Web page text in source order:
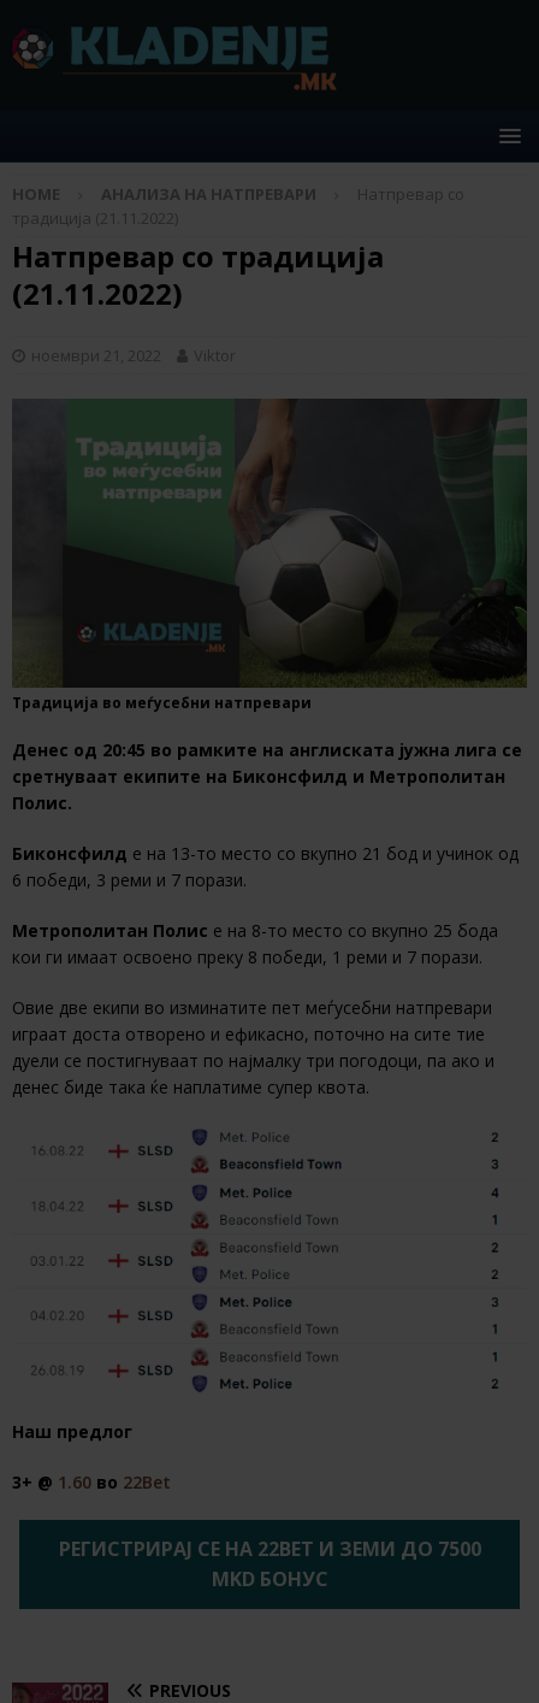
HOME АНАЛИЗА НА НАТПРЕВАРИ
Натпревар со
традиција (21.11.2022)
Натпревар со традиција
(21.11.2022)
ноември 21, 2022 Viktor
Традиција во меѓусебни натпревари
Денес од 20:45 во рамките на англиската јужна лига се
сретнуваат екипите на Биконсфилд и Метрополитан
Полис.
Биконсфилд е на 13-то место со вкупно 21 бод и учинок од
6 победи, 3 реми и 7 порази.
Метрополитан Полис е на 8-то место со вкупно 25 бода
кои ги имаат освоено преку 8 победи, 1 реми и 7 порази.
Овие две екипи во изминатите пет меѓусебни натпревари
играат доста отворено и ефикасно, поточно на сите тие
дуели се постигнуваат по најмалку три погодоци, па ако и
денес биде така ќе наплатиме супер квота.
Наш предлог
3+ @ 1.60 во 22Bet
РЕГИСТРИРАЈ СЕ НА 22BET И ЗЕМИ ДО 7500
MKD БОНУС
PREVIOUS